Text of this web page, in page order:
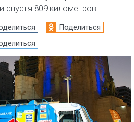
спустя 809 километров…
Поделиться